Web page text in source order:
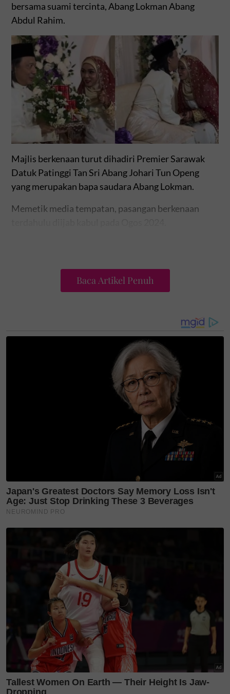
bersama suami tercinta, Abang Lokman Abang
Abdul Rahim.
Majlis berkenaan turut dihadiri Premier Sarawak
Datuk Patinggi Tan Sri Abang Johari Tun Openg
yang merupakan bapa saudara Abang Lokman.
Memetik media tempatan, pasangan berkenaan
Deqnor menerusi laman sosial Instagram terdahulu
merakamkan terima kasih kepada tetamu yang
memeriahkan majlis.
Menerusi hantaran yang sama, Deqnor turut
memuat naik video yang telah disunting anak
lelakinya, Imran Yusuf memaparkan momen
bermakna pada hari bahagia beliau dan Abang
Lokman.
Baca Artikel Penuh